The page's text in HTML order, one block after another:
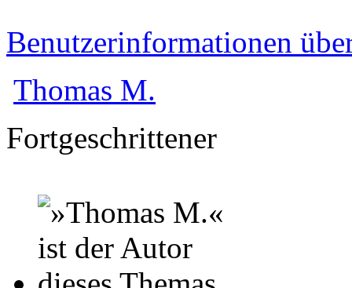
Benutzerinformationen
Thomas M.
Fortgeschrittener